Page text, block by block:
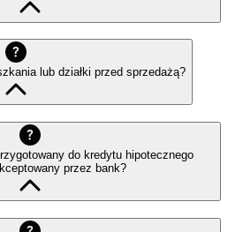
lub działki przed sprzedażą?
do kredytu hipotecznego
przez bank?